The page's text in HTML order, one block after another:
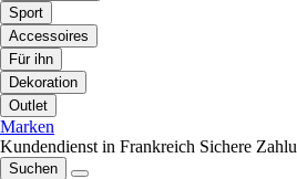
Sport
Accessoires
Für ihn
Dekoration
Outlet
Marken
Kundendienst in Frankreich Sichere
Suchen